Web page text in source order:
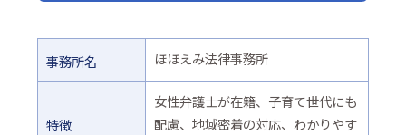
事務所名 ほほえみ法律事務所
特徴
女性弁護士が在籍、子育て世代にも
配慮、地域密着の対応、わかりやす